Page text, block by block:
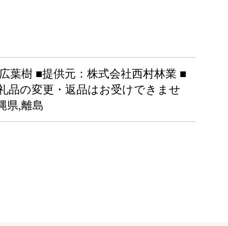
葉樹 ■提供元：株式会社西村林業 ■
品の変更・返品はお受けできませ
県,離島